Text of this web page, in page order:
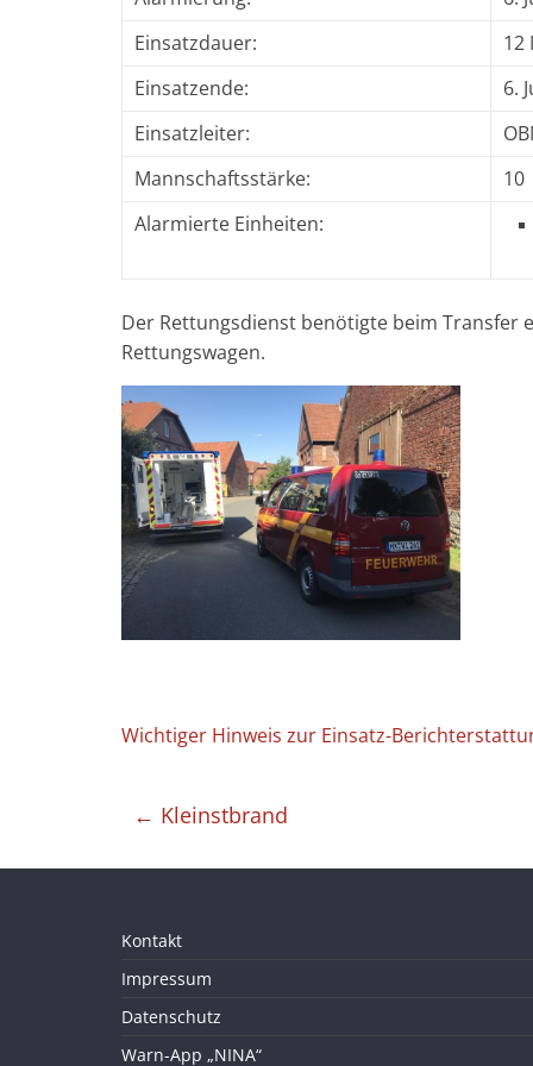
Einsatzdauer:
12
Einsatzende:
6.
Einsatzleiter:
Mannschaftsstärke:
10
Alarmierte Einheiten:
Der Rettungsdienst benötigte beim Transfer
Rettungswagen.
Wichtiger Hinweis zur Einsatz-
← Kleinstbrand
Kontakt
Impressum
Datenschutz
Warn-App „NINA“